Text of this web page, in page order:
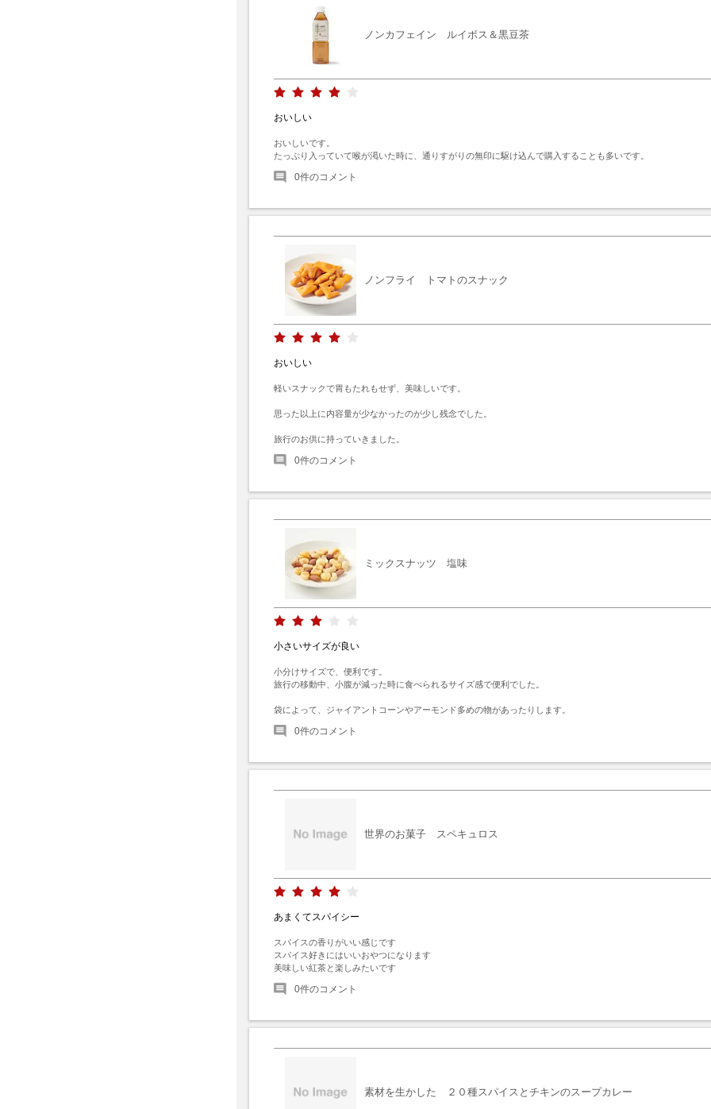
ノンカフェイン ルイボス＆黒豆茶
おいしい
おいしいです。
たっぷり入っていて喉が渇いた時に、通りすがりの無印に駆け込んで購入することも多いです。
0件のコメント
ノンフライ トマトのスナック
おいしい
軽いスナックで胃もたれもせず、美味しいです。
思った以上に内容量が少なかったのが少し残念でした。
旅行のお供に持っていきました。
0件のコメント
ミックスナッツ 塩味
小さいサイズが良い
小分けサイズで、便利です。
旅行の移動中、小腹が減った時に食べられるサイズ感で便利でした。
袋によって、ジャイアントコーンやアーモンド多めの物があったりします。
0件のコメント
世界のお菓子 スペキュロス
あまくてスパイシー
スパイスの香りがいい感じです
スパイス好きにはいいおやつになります
美味しい紅茶と楽しみたいです
0件のコメント
素材を生かした ２０種スパイスとチキンのスープカレー